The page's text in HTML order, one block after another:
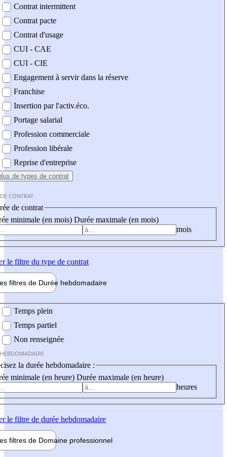
Contrat intermittent
Contrat pacte
Contrat d'usage
CUI - CAE
CUI - CIE
Engagement à servir dans la réserve
Franchise
Insertion par l'activ.éco.
Portage salarial
Profession commerciale
Profession libérale
Reprise d'entreprise
de types de contrat
CONTRAT
de contrat
minimale (en mois) Durée maximale (en mois)
mois
le filtre du type de contrat
filtres de Durée hebdomadaire
Temps plein
Temps partiel
Non renseignée
la durée hebdomadaire :
minimale (en heure) Durée maximale (en heure)
heures
le filtre de durée hebdomadaire
filtres de Domaine professionnel